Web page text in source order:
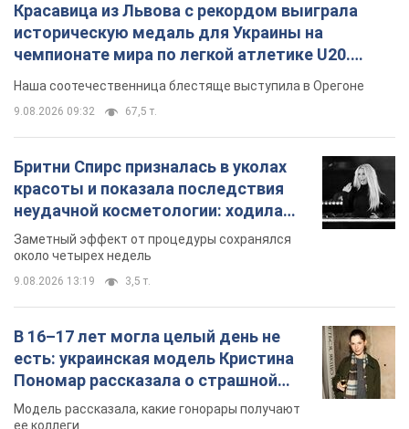
Красавица из Львова с рекордом выиграла
историческую медаль для Украины на
чемпионате мира по легкой атлетике U20.
Видео
Наша соотечественница блестяще выступила в Орегоне
9.08.2026 09:32 67,5 т.
Бритни Спирс призналась в уколах
красоты и показала последствия
неудачной косметологии: ходила
так почти месяц
Заметный эффект от процедуры сохранялся
около четырех недель
9.08.2026 13:19 3,5 т.
В 16–17 лет могла целый день не
есть: украинская модель Кристина
Пономар рассказала о страшной
стороне модельной карьеры
Модель рассказала, какие гонорары получают
ее коллеги